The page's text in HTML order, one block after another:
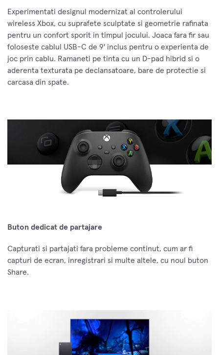
Experimentati designul modernizat al controlerului
wireless Xbox, cu suprafete sculptate si geometrie rafinata
pentru un confort sporit in timpul jocului. Joaca fara fir sau
foloseste cablul USB-C de 9' inclus pentru o experienta de
joc prin cablu. Ramaneti pe tinta cu un D-pad hibrid si o
aderenta texturata pe declansatoare, bare de protectie si
carcasa din spate.
Buton dedicat de partajare
Capturati si partajati fara probleme continut, cum ar fi
capturi de ecran, inregistrari si multe altele, cu noul buton
Share.